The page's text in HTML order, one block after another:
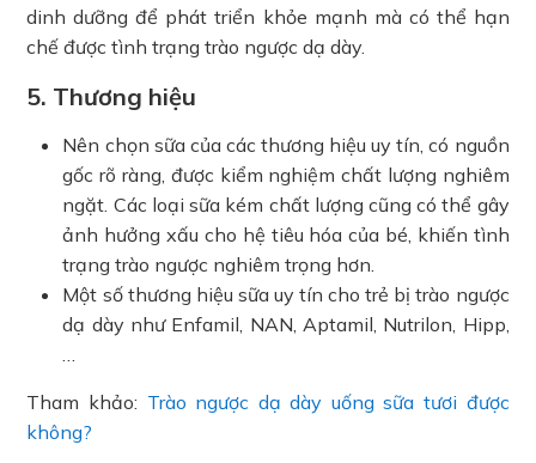
dinh dưỡng để phát triển khỏe mạnh mà có thể hạn
chế được tình trạng trào ngược dạ dày.
5. Thương hiệu
Nên chọn sữa của các thương hiệu uy tín, có nguồn
gốc rõ ràng, được kiểm nghiệm chất lượng nghiêm
ngặt. Các loại sữa kém chất lượng cũng có thể gây
ảnh hưởng xấu cho hệ tiêu hóa của bé, khiến tình
trạng trào ngược nghiêm trọng hơn.
Một số thương hiệu sữa uy tín cho trẻ bị trào ngược
dạ dày như Enfamil, NAN, Aptamil, Nutrilon, Hipp,
Tham khảo: Trào ngược dạ dày uống sữa tươi được
không?